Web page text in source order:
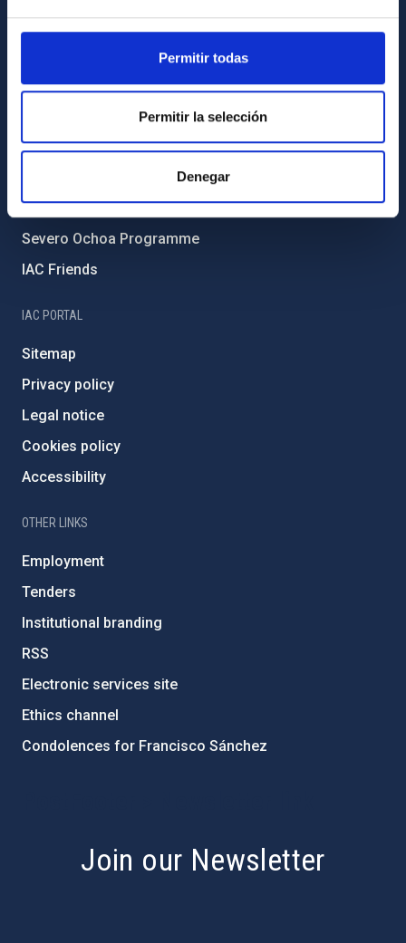
Permitir todas
Permitir la selección
Denegar
Transparency
Code of ethics and anti-fraud policy
Gender equality and diversity
Environment and Sustainability
Forever IAC
External funding
Severo Ochoa Programme
IAC Friends
IAC PORTAL
Sitemap
Privacy policy
Legal notice
Cookies policy
Accessibility
OTHER LINKS
Employment
Tenders
Institutional branding
RSS
Electronic services site
Ethics channel
Condolences for Francisco Sánchez
Join our Newsletter